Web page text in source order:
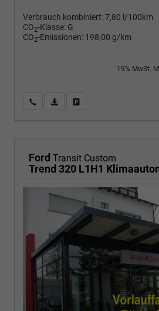
Verbrauch kombiniert:7,80 l/100km
CO2-Klasse: G
CO2-Emissionen: 198,00 g/km
19% MwSt.
Wir rufen Sie anPDF-Fahrzeugexposé drucken
Ford Transit Custom